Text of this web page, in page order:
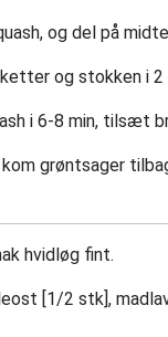
og del på
og stokken i 2
i 6-8 min, tilsæt
grøntsager
hvidløg fint.
[1/2 stk],